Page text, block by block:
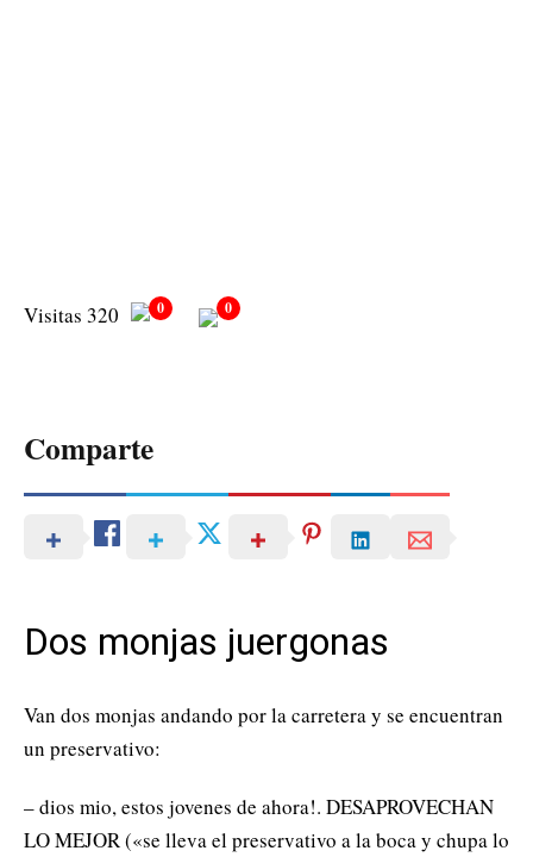
Visitas 320 0 0
Comparte
Dos monjas juergonas
Van dos monjas andando por la carretera y se encuentran
un preservativo:
– dios mio, estos jovenes de ahora!. DESAPROVECHAN
LO MEJOR («se lleva el preservativo a la boca y chupa lo